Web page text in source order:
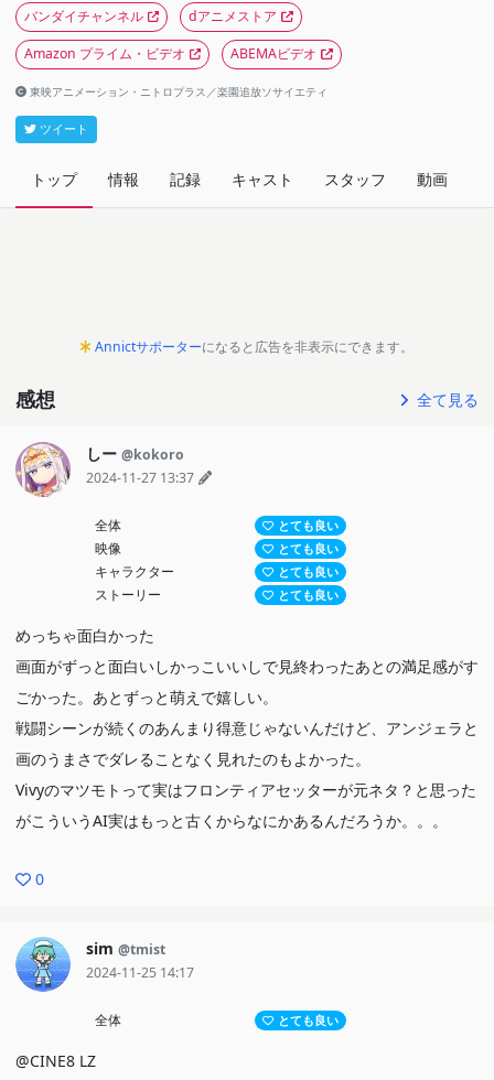
バンダイチャンネル
dアニメストア
Amazon プライム・ビデオ
ABEMAビデオ
東映アニメーション・ニトロプラス／楽園追放ソサイエティ
ツイート
トップ 情報 記録 キャスト スタッフ 動画
Annictサポーターになると広告を非表示にできます。
感想 全て見る
しー @kokoro
2024-11-27 13:37
全体 とても良い
映像 とても良い
キャラクター とても良い
ストーリー とても良い
めっちゃ面白かった
画面がずっと面白いしかっこいいしで見終わったあとの満足感がす
ごかった。あとずっと萌えで嬉しい。
戦闘シーンが続くのあんまり得意じゃないんだけど、アンジェラと
画のうまさでダレることなく見れたのもよかった。
Vivyのマツモトって実はフロンティアセッターが元ネタ？と思った
がこういうAI実はもっと古くからなにかあるんだろうか。。。
0
sim @tmist
2024-11-25 14:17
全体 とても良い
@CINE8 LZ